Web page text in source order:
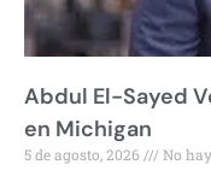
Abdul El-Sayed
en Michigan
5 de agosto, 2026 No